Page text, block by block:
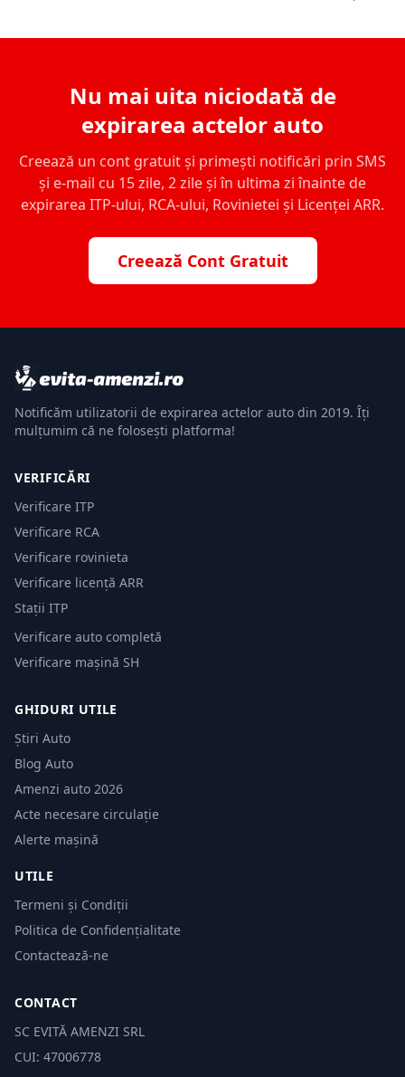
Nu mai uita niciodată de
expirarea actelor auto
Creează un cont gratuit și primești notificări prin SMS
și e-mail cu 15 zile, 2 zile și în ultima zi înainte de
expirarea ITP-ului, RCA-ului, Rovinietei și Licenței ARR.
Creează Cont Gratuit
Notificăm utilizatorii de expirarea actelor auto din 2019. Îți
mulțumim că ne folosești platforma!
VERIFICĂRI
Verificare ITP
Verificare RCA
Verificare rovinieta
Verificare licență ARR
Stații ITP
Verificare auto completă
Verificare mașină SH
GHIDURI UTILE
Știri Auto
Blog Auto
Amenzi auto 2026
Acte necesare circulație
Alerte mașină
UTILE
Termeni și Condiții
Politica de Confidențialitate
Contactează-ne
CONTACT
SC EVITĂ AMENZI SRL
CUI: 47006778